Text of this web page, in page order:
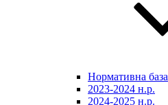
Нормативна база
2023-2024 н.р.
2024-2025 н.р.